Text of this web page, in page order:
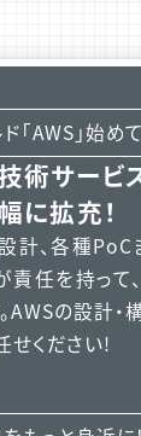
「AWS」始め
術サービ
に拡充！
計、各種PoC
責任を持って
AWSの設計・
せください!